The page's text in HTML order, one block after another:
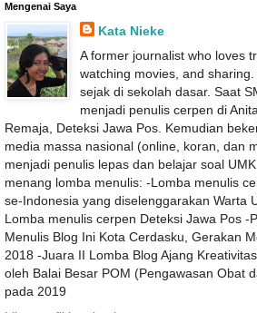
Mengenai Saya
Kata Nieke
A former journalist who loves
watching movies, and
sejak di sekolah dasar. Saat
menjadi penulis cerpen di
Remaja, Deteksi Jawa Pos. Kemudian
media massa nasional (online, koran, dan
menjadi penulis lepas dan belajar soal
menang lomba menulis: -Lomba menulis
se-Indonesia yang diselenggarakan Warta
Lomba menulis cerpen Deteksi Jawa Pos -
Menulis Blog Ini Kota Cerdasku, Gerakan
2018 -Juara II Lomba Blog Ajang
oleh Balai Besar POM (Pengawasan Obat
pada 2019